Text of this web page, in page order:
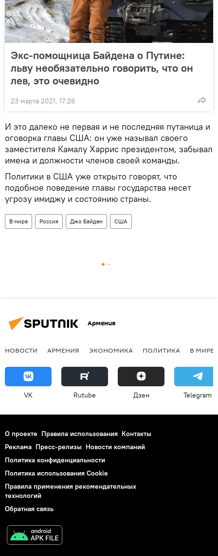
Экс-помощница Байдена о Путине:
льву необязательно говорить, что он
лев, это очевидно
23 марта 2021, 17:26
И это далеко не первая и не последняя путаница и
оговорка главы США: он уже называл своего
заместителя Камалу Харрис президентом, забывал
имена и должности членов своей команды.
Политики в США уже открыто говорят, что
подобное поведение главы государства несет
угрозу имиджу и состоянию страны.
В мире Россия Джо Байден США
Армения
НОВОСТИ АРМЕНИЯ ЭКОНОМИКА ПОЛИТИКА В МИРЕ
VK Rutube Дзен Telegram
О проекте Правила использования Контакты
Реклама Пресс-релизы Новости компаний
Политика конфиденциальности
Политика использования Cookie
Правила применения рекомендательных
технологий
Обратная связь